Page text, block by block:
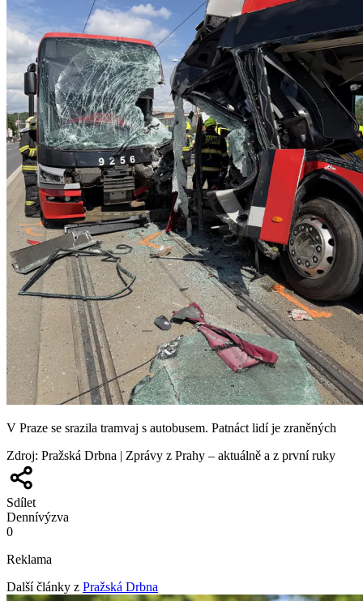
V Praze se srazila tramvaj s autobusem. Patnáct lidí je zraněných
Zdroj: Pražská Drbna | Zprávy z Prahy – aktuálně a z první ruky
Sdílet
Dennívýzva
0
Reklama
Další články z Pražská Drbna